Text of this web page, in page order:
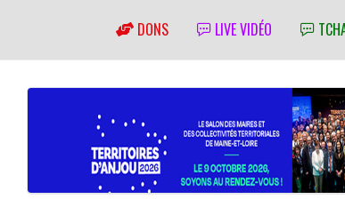
DONS LIVE VIDÉO